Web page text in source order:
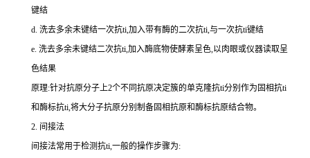
键结
d. 洗去多余未键结一次抗ti,加入带有酶的二次抗ti,与一次抗ti键结
e. 洗去多余未键结二次抗ti,加入酶底物使酵素呈色,以肉眼或仪器读取呈
色结果
原理:针对抗原分子上2个不同抗原决定簇的单克隆抗ti分别作为固相抗ti
和酶标抗ti,将大分子抗原分别制备固相抗原和酶标抗原结合物。
2. 间接法
间接法常用于检测抗ti,一般的操作步骤为: